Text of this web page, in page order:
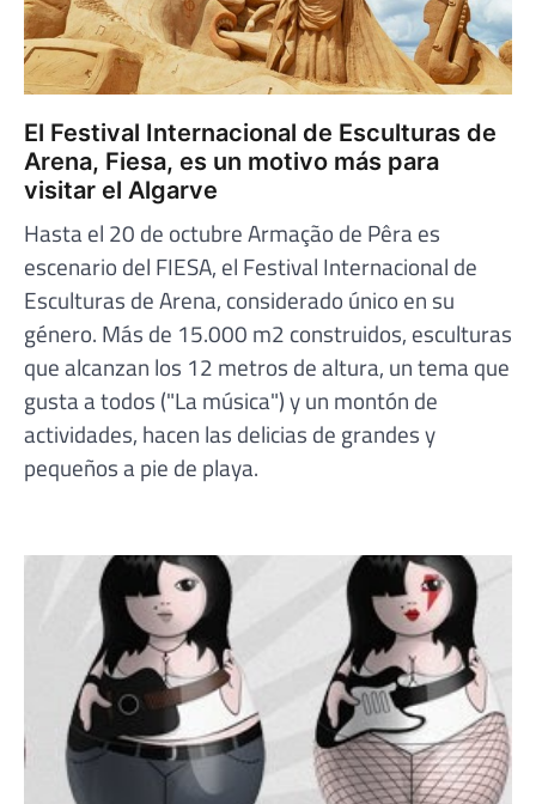
El Festival Internacional de Esculturas de
Arena, Fiesa, es un motivo más para
visitar el Algarve
Hasta el 20 de octubre Armação de Pêra es
escenario del FIESA, el Festival Internacional de
Esculturas de Arena, considerado único en su
género. Más de 15.000 m2 construidos, esculturas
que alcanzan los 12 metros de altura, un tema que
gusta a todos ("La música") y un montón de
actividades, hacen las delicias de grandes y
pequeños a pie de playa.